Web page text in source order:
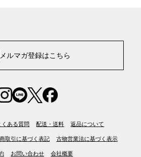
メルマガ登録はこちら
くある質問 配送・送料 返品について
取引に基づく表記 古物営業法に基づく表示
お問い合わせ 会社概要